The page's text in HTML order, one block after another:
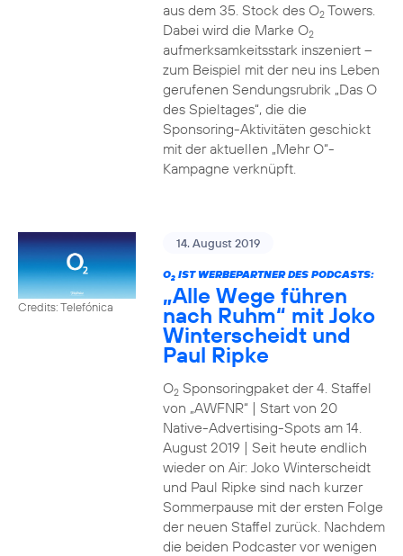
aus dem 35. Stock des O2Towers.
Dabei wird die Marke O2
aufmerksamkeitsstark inszeniert –
zum Beispiel mit der neu ins Leben
gerufenen Sendungsrubrik „Das O
des Spieltages“, die die
Sponsoring-Aktivitäten geschickt
mit der aktuellen „Mehr O“-
Kampagne verknüpft.
Credits: Telefónica
14. August 2019
O2IST WERBEPARTNER DES PODCASTS:
„Alle Wege führen
nach Ruhm“ mit Joko
Winterscheidt und
Paul Ripke
O2Sponsoringpaket der 4. Staffel
von „AWFNR“ | Start von 20
Native-Advertising-Spots am 14.
August 2019 | Seit heute endlich
wieder on Air: Joko Winterscheidt
und Paul Ripke sind nach kurzer
Sommerpause mit der ersten Folge
der neuen Staffel zurück. Nachdem
die beiden Podcaster vor wenigen